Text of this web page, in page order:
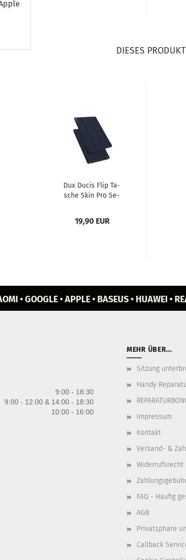
DIESES
Dux Ducis Flip Ta­
sche Skin Pro Se­
19,90 EUR
• GOOGLE • APPLE • BASEUS • HUAWEI •
9:00 - 18:30
9:00 - 12:00 & 14:00 - 18:30
10:00 - 16:00
MEHR ÜBER...
Sitzung
Handy
Impressum
Kontakt
Versand- &
FAQ - Häufig
AGB
Privatsphäre
Callback